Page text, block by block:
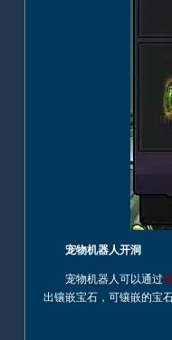
宠物机器人开洞
宠物机器人可以通过
出镶嵌宝石，可镶嵌的宝